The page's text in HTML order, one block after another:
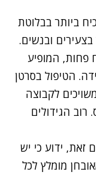
ביותר בבלוטת
ובנשים.
פחות, המופיע
הטיפול בסרטן
לקבוצה
הגידולים
זאת, ידוע כי יש
מומלץ לכל